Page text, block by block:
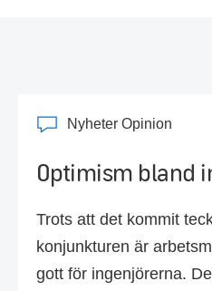
Nyheter Opinion
Optimism bland
Trots att det kommit
konjunkturen är
gott för ingenjörerna.